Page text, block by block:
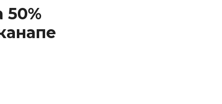
50%